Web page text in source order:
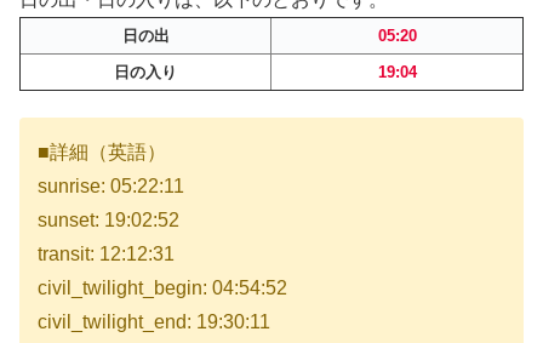
日の出
05:20
日の入り
19:04
■詳細（英語）
sunrise: 05:22:11
sunset: 19:02:52
transit: 12:12:31
civil_twilight_begin: 04:54:52
civil_twilight_end: 19:30:11